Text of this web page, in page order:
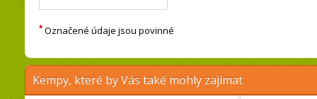
* Označené údaje jsou povinné
Kempy, které by Vás také mohly zajímat